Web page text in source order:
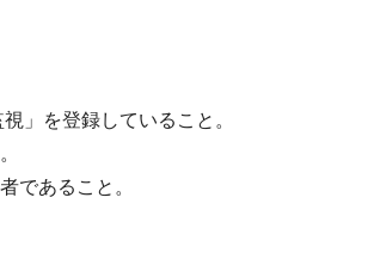
」を登録していること。
であること。